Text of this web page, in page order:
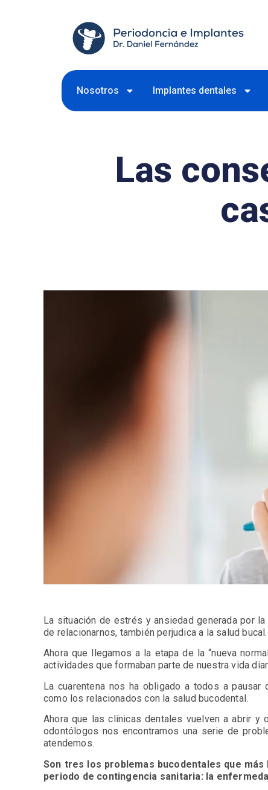
Nosotros Implantes dentales
Las
La situación de estrés y ansiedad generada por
de relacionarnos, también perjudica a la salud bucal.
Ahora que llegamos a la etapa de la “nueva
actividades que formaban parte de nuestra vida
La cuarentena nos ha obligado a todos a
como los relacionados con la salud bucodental.
Ahora que las clínicas dentales vuelven a abrir
odontólogos nos encontramos una serie de
atendemos.
Son tres los problemas bucodentales que
periodo de contingencia sanitaria: la